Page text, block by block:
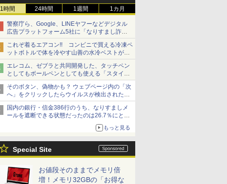
1時間 24時間 1週間 1カ月
警察庁ら、Google、LINEヤフーなどデジタル
広告プラットフォーム5社に「なりすまし詐欺
広告」対策強化を要請 著名人の写真や映像を
使った投資詐欺などへの対策として
これぞ着るエアコン!! コンビニで買える冷凍ペ
ットボトルで体を冷やす山善の水冷ベストがロ
ードバイクにちょうどいい【ぼっち・ざ・ろー
ど！その14】【空いた時間でなにしてる？】
エレコム、ゼブラと共同開発した、タッチペン
としてもボールペンとしても使える「スタイラ
スツーウェイ」発売 iPadにも紙にも、持ち替
えずに書き込める
そのボタン、偽物かも？ ウェブページ内の「次
へ」をクリックしたらウイルスが検出されたと
警告が出た【それってネット詐欺ですよ！】
国内の銀行・信金386行のうち、なりすましメ
ールを遮断できる状態だったのは26.7％にとど
まる～GMOブランドセキュリティ調査
もっと見る
Special Site
お値段そのままでメモリ倍
増！メモリ32GBの「お得な